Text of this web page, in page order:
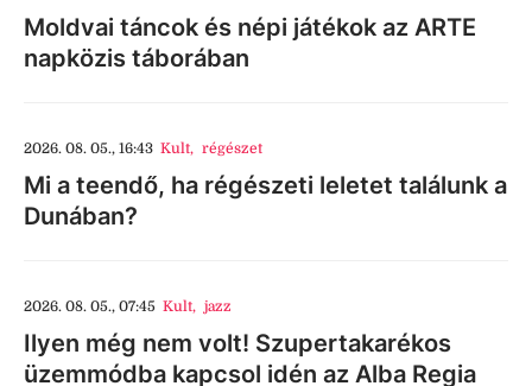
Moldvai táncok és népi játékok az ARTE
napközis táborában
2026. 08. 05., 16:43 Kult, régészet
Mi a teendő, ha régészeti leletet találunk a
Dunában?
2026. 08. 05., 07:45 Kult, jazz
Ilyen még nem volt! Szupertakarékos
üzemmódba kapcsol idén az Alba Regia